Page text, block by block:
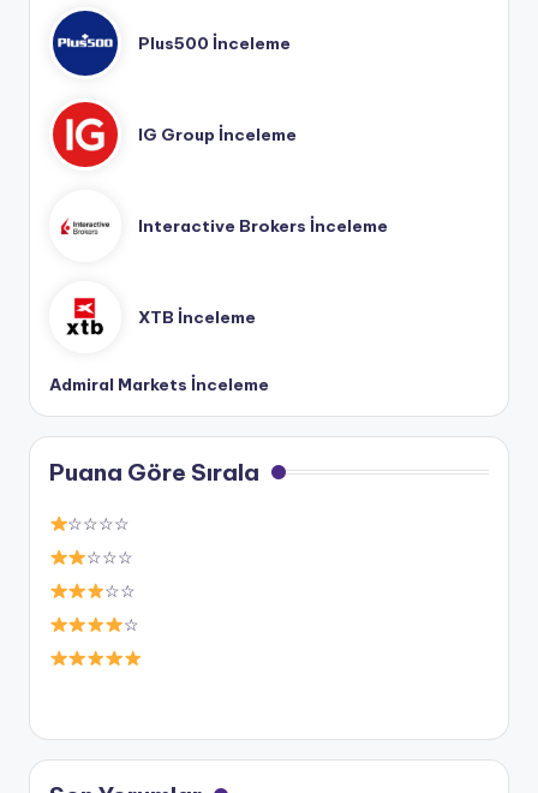
Plus500 İnceleme
IG Group İnceleme
Interactive Brokers İnceleme
XTB İnceleme
Admiral Markets İnceleme
Puana Göre Sırala
☆☆☆☆
☆☆☆
☆☆
☆